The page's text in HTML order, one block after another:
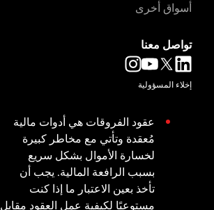
أسواق أخرى
تواصل معنا
إخلاء المسؤولية
عقود الفروقات هي أدوات مالية
مُعقدة وتأتي مع مخاطر كبيرة
لخسارة الأموال بشكل سريع
بسبب الرافعة المالية. يجب أن
تأخذ بعين الاعتبار ما إذا كنت
مستوعبًا لكيفية عمل العقود مقابل